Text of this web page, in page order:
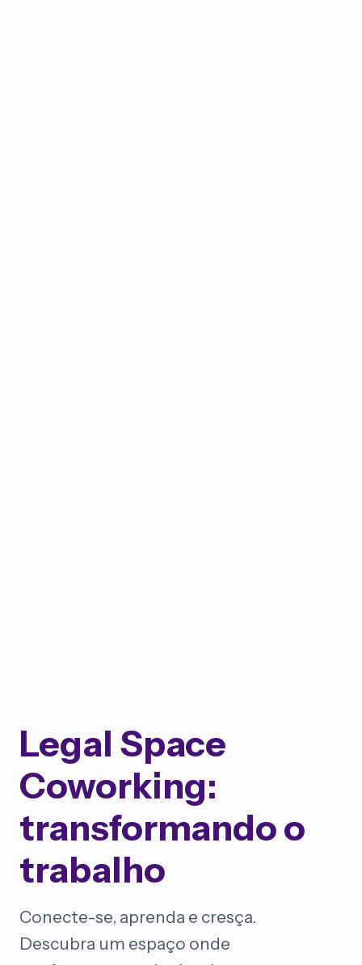
Legal Space
Coworking:
transformando o
trabalho
Conecte-se, aprenda e cresça.
Descubra um espaço onde